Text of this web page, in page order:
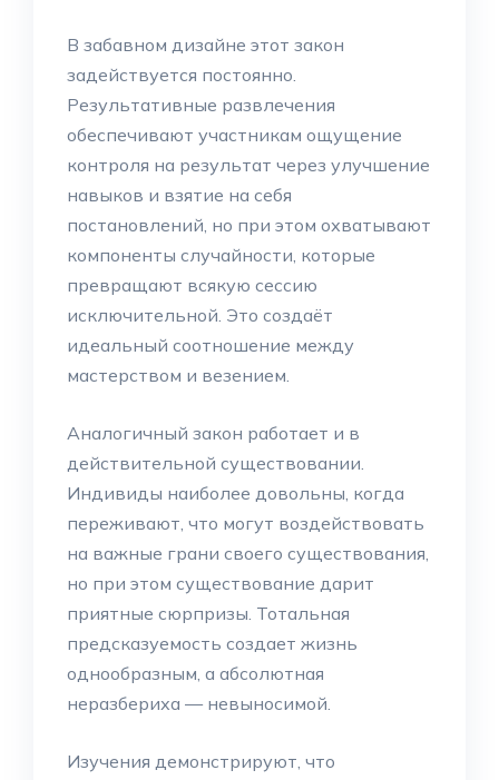
В забавном дизайне этот закон
задействуется постоянно.
Результативные развлечения
обеспечивают участникам ощущение
контроля на результат через улучшение
навыков и взятие на себя
постановлений, но при этом охватывают
компоненты случайности, которые
превращают всякую сессию
исключительной. Это создаёт
идеальный соотношение между
мастерством и везением.
Аналогичный закон работает и в
действительной существовании.
Индивиды наиболее довольны, когда
переживают, что могут воздействовать
на важные грани своего существования,
но при этом существование дарит
приятные сюрпризы. Тотальная
предсказуемость создает жизнь
однообразным, а абсолютная
неразбериха — невыносимой.
Изучения демонстрируют, что